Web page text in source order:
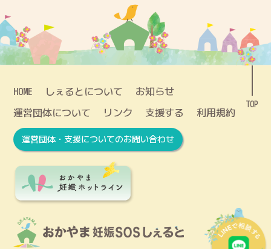
HOME しぇるとについて
お知らせ
運営団体について
リンク 支援する 利用規約
運営団体・支援についてのお問い合わせ
TOP